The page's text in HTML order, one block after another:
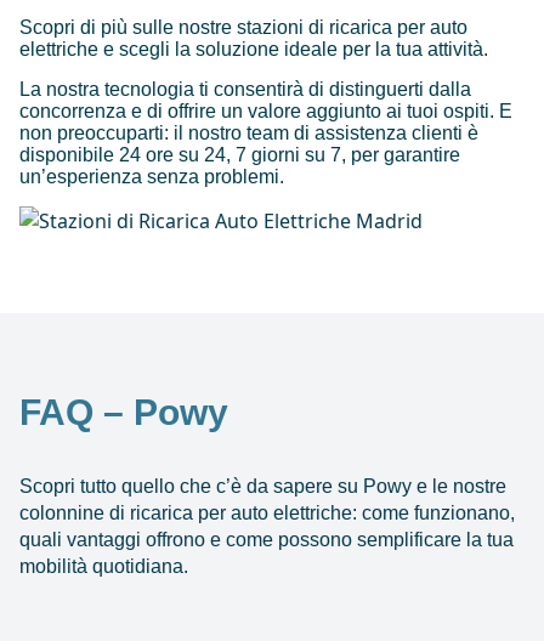
Scopri di più sulle nostre stazioni di ricarica per auto
elettriche e scegli la soluzione ideale per la tua attività.
La nostra tecnologia ti consentirà di distinguerti dalla
concorrenza e di offrire un valore aggiunto ai tuoi ospiti. E
non preoccuparti: il nostro team di assistenza clienti è
disponibile 24 ore su 24, 7 giorni su 7, per garantire
un’esperienza senza problemi.
FAQ – Powy
Scopri tutto quello che c’è da sapere su Powy e le nostre
colonnine di ricarica per auto elettriche: come funzionano,
quali vantaggi offrono e come possono semplificare la tua
mobilità quotidiana.